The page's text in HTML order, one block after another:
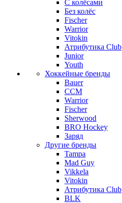
С колёсами
Без колёс
Fischer
Warrior
Vitokin
Атрибутика Club
Junior
Youth
Хоккейные бренды
Bauer
CCM
Warrior
Fischer
Sherwood
BRO Hockey
Заряд
Другие бренды
Tampa
Mad Guy
Vikkela
Vitokin
Атрибутика Club
BLK